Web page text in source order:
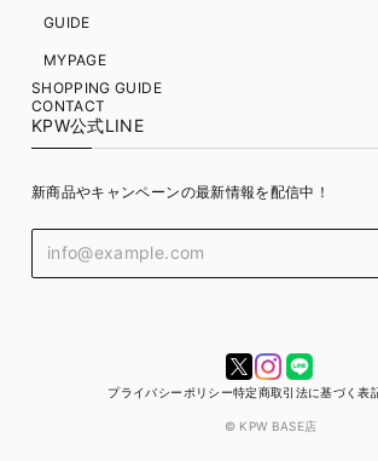
GUIDE
MYPAGE
SHOPPING GUIDE
CONTACT
KPW公式LINE
新商品やキャンペーンの最新情報を配信中！
プライバシーポリシー特定商取引法に基づく表
© KPW BASE店